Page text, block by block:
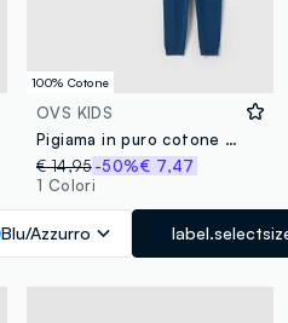
100% Cotone
OVS KIDS
Pigiama in puro cotone multicolor da ragazzo regular fit con stampa
€ 14,95 -50%€ 7,47
1 Colori
Blu/Azzurro